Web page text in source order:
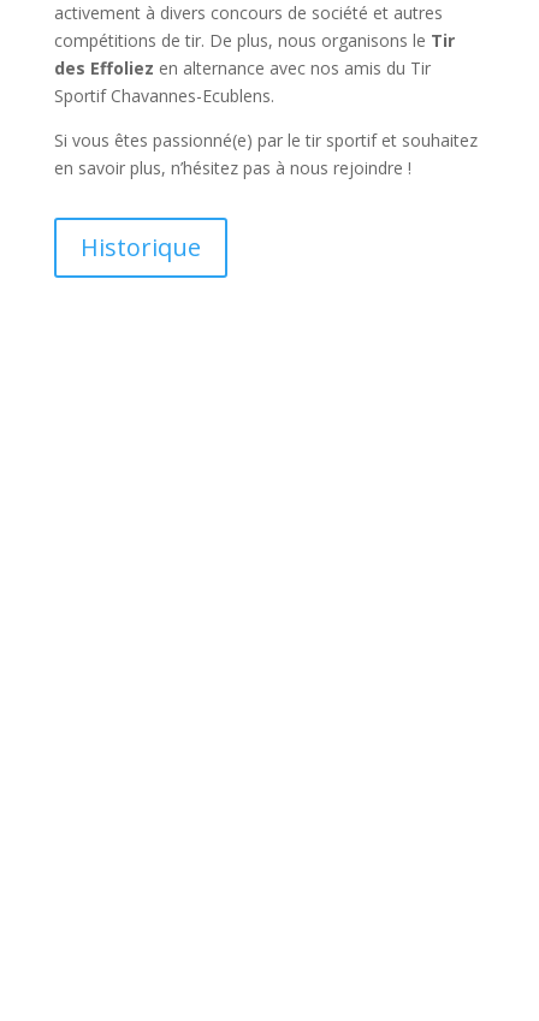
activement à divers concours de société et autres
compétitions de tir. De plus, nous organisons le Tir
des Effoliez en alternance avec nos amis du Tir
Sportif Chavannes-Ecublens.
Si vous êtes passionné(e) par le tir sportif et souhaitez
en savoir plus, n’hésitez pas à nous rejoindre !
Historique